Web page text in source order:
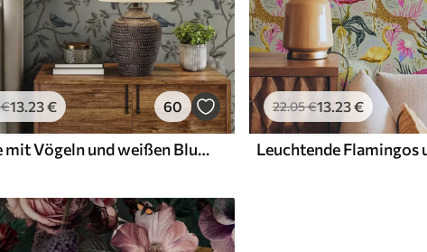
€13.23€ 60
Zweige mit Vögeln und weißen Blumen auf einem zarten Hintergrund
22.05€13.23€